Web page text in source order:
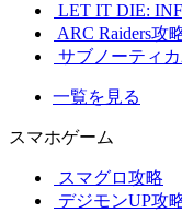
LET IT DIE:
ARC Raiders攻
サブノーティ
一覧を見る
スマホゲーム
スマグロ攻略
デジモンUP攻